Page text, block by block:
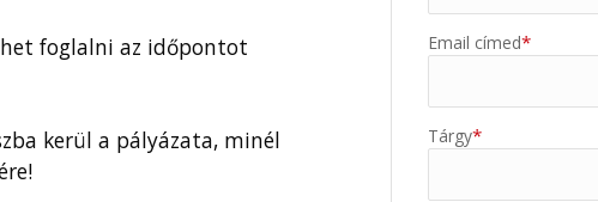
foglalni az időpontot
kerül a pályázata, minél
Email címed*
Tárgy*